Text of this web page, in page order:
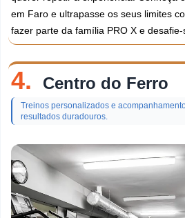
em Faro e ultrapasse os seus limites
fazer parte da família PRO X e
4. Centro do Ferro
Treinos personalizados e
resultados duradouros.